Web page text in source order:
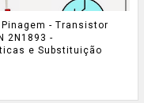
- Transistor
2N1893 -
e Substituição